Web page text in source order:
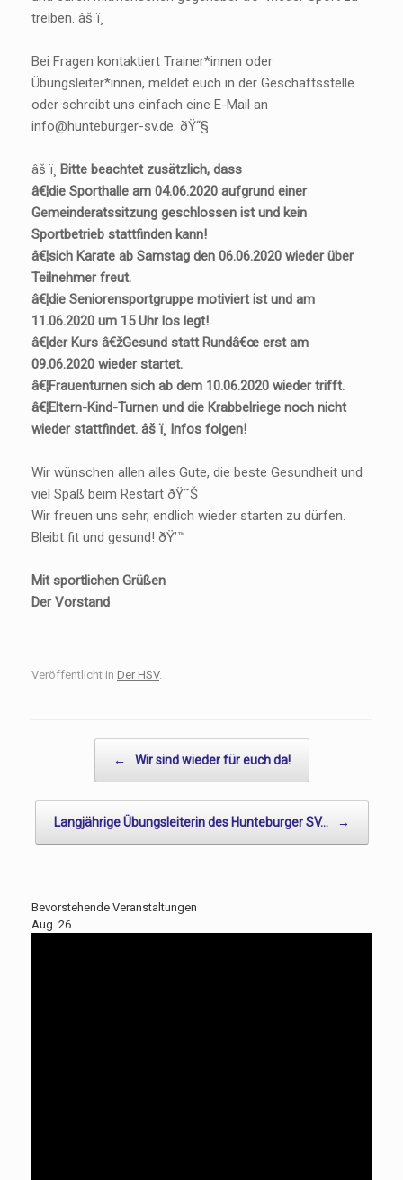
treiben. âš ï¸
Bei Fragen kontaktiert Trainer*innen oder
Übungsleiter*innen, meldet euch in der Geschäftsstelle
oder schreibt uns einfach eine E-Mail an
info@hunteburger-sv.de. ðŸ“§
âš ï¸ Bitte beachtet zusätzlich, dass
â€¦die Sporthalle am 04.06.2020 aufgrund einer
Gemeinderatssitzung geschlossen ist und kein
Sportbetrieb stattfinden kann!
â€¦sich Karate ab Samstag den 06.06.2020 wieder über
Teilnehmer freut.
â€¦die Seniorensportgruppe motiviert ist und am
11.06.2020 um 15 Uhr los legt!
â€¦der Kurs â€žGesund statt Rundâ€œ erst am
09.06.2020 wieder startet.
â€¦Frauenturnen sich ab dem 10.06.2020 wieder trifft.
â€¦Eltern-Kind-Turnen und die Krabbelriege noch nicht
wieder stattfindet. âš ï¸ Infos folgen!
Wir wünschen allen alles Gute, die beste Gesundheit und
viel Spaß beim Restart ðŸ˜Š
Wir freuen uns sehr, endlich wieder starten zu dürfen.
Bleibt fit und gesund! ðŸ’™
Mit sportlichen Grüßen
Der Vorstand
Veröffentlicht in Der HSV.
← Wir sind wieder für euch da!
Langjährige Übungsleiterin des Hunteburger SV… →
Bevorstehende Veranstaltungen
Aug. 26